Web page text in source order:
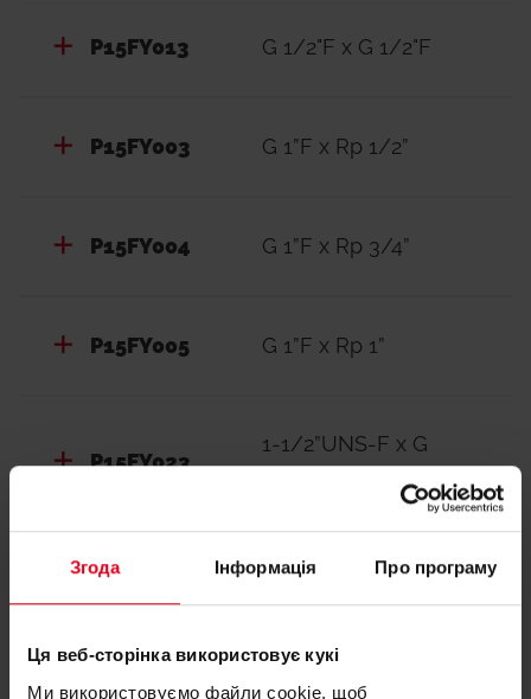
Згода Інформація Про програму
Ця веб-сторінка використовує кукі
Ми використовуємо файли cookie, щоб
P15FY013 G 1/2"F x G 1/2"F
P15FY003 G 1”F x Rp 1/2”
P15FY004 G 1”F x Rp 3/4”
P15FY005 G 1”F x Rp 1”
P15FY023
1-1/2”UNS-F x G
1-1/2”UNS-F x G
3/4”F